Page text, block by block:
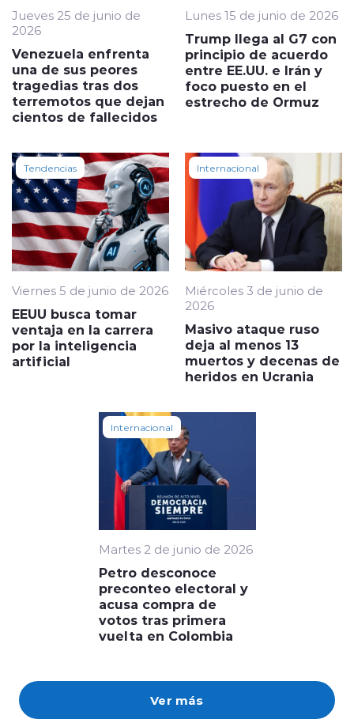
Ver más
Jueves 25 de junio de
2026
Venezuela enfrenta
una de sus peores
tragedias tras dos
terremotos que dejan
cientos de fallecidos
Lunes 15 de junio de 2026
Trump llega al G7 con
principio de acuerdo
entre EE.UU. e Irán y
foco puesto en el
estrecho de Ormuz
Tendencias
Viernes 5 de junio de 2026
EEUU busca tomar
ventaja en la carrera
por la inteligencia
artificial
Internacional
Miércoles 3 de junio de
2026
Masivo ataque ruso
deja al menos 13
muertos y decenas de
heridos en Ucrania
Internacional
Martes 2 de junio de 2026
Petro desconoce
preconteo electoral y
acusa compra de
votos tras primera
vuelta en Colombia